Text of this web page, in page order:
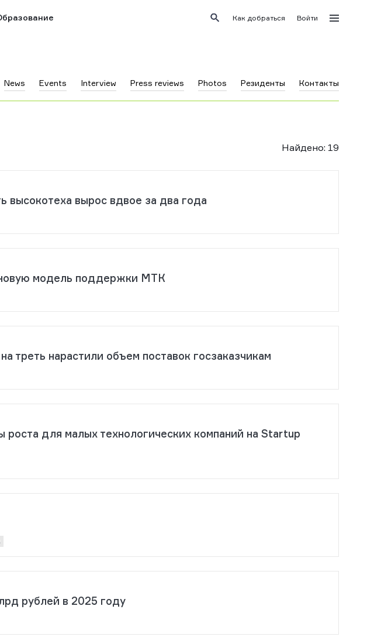
Как добраться Войти
News Events Interview Press reviews Photos Резиденты Контакты
Найдено: 19
вырос вдвое за два года
новую модель поддержки МТК
треть нарастили объем поставок госзаказчикам
для малых технологических компаний на Startup
рублей в 2025 году